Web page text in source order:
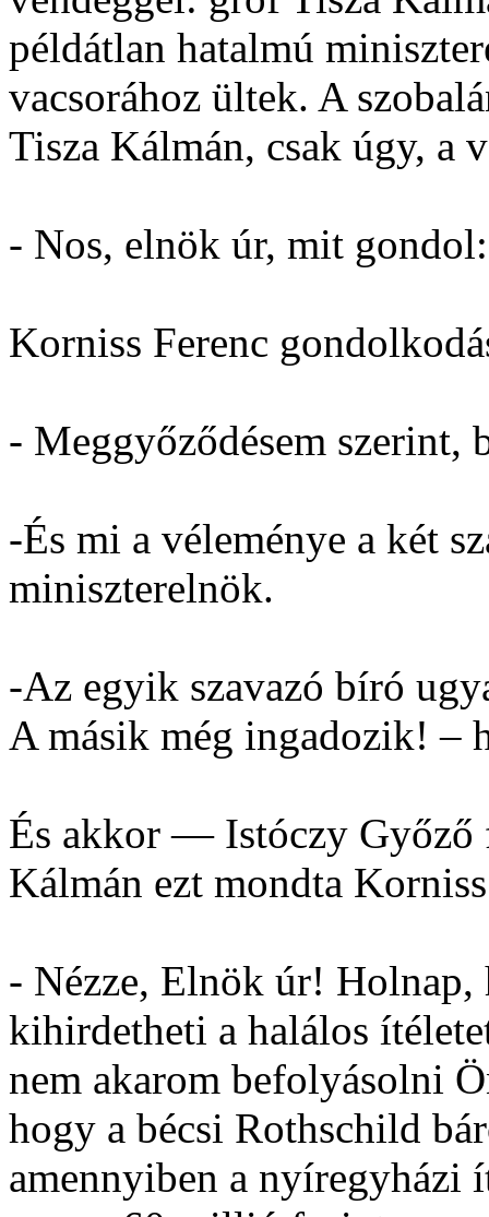
példátlan hatalmú
vacsorához ültek. A
Tisza Kálmán, csak úgy, a
- Nos, elnök úr, mit
Korniss Ferenc
- Meggyőződésem szerint,
-És mi a véleménye a két
miniszterelnök.
-Az egyik szavazó bíró
A másik még ingadozik! –
És akkor — Istóczy Győző
Kálmán ezt mondta
- Nézze, Elnök úr!
kihirdetheti a halálos
nem akarom befolyásolni
hogy a bécsi Rothschild
amennyiben a nyíregyházi